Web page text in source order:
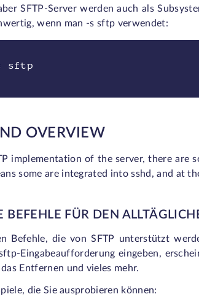
SFTP-Server werden auch als
wenn man -s sftp verwendet:
sftp
OVERVIEW
implementation of the server, there
some are integrated into sshd, and at
BEFEHLE FÜR DEN
Befehle, die von SFTP unterstützt
Eingabeaufforderung eingeben,
Entfernen und vieles mehr.
die Sie ausprobieren können: